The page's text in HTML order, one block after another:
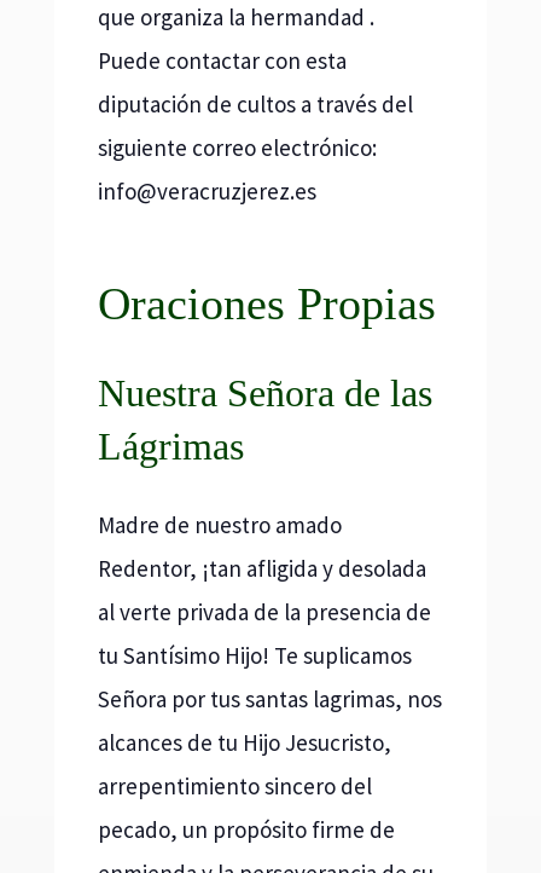
que organiza la hermandad .
Puede contactar con esta
diputación de cultos a través del
siguiente correo electrónico:
se.ze
rejzu
rcare
v@ofn
i
Oraciones Propias
Nuestra Señora de las
Lágrimas
Madre de nuestro amado
Redentor, ¡tan afligida y desolada
al verte privada de la presencia de
tu Santísimo Hijo! Te suplicamos
Señora por tus santas lagrimas, nos
alcances de tu Hijo Jesucristo,
arrepentimiento sincero del
pecado, un propósito firme de